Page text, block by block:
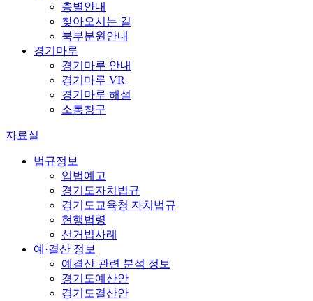
층별안내
찾아오시는 길
북부분원안내
경기마루
경기마루 안내
경기마루 VR
경기마루 해설
소통창구
자료실
법규정보
입법예고
경기도자치법규
경기도교육청 자치법규
현행법령
선거법사례
예·결산 정보
예결산 관련 분석 정보
경기도예산안
경기도결산안